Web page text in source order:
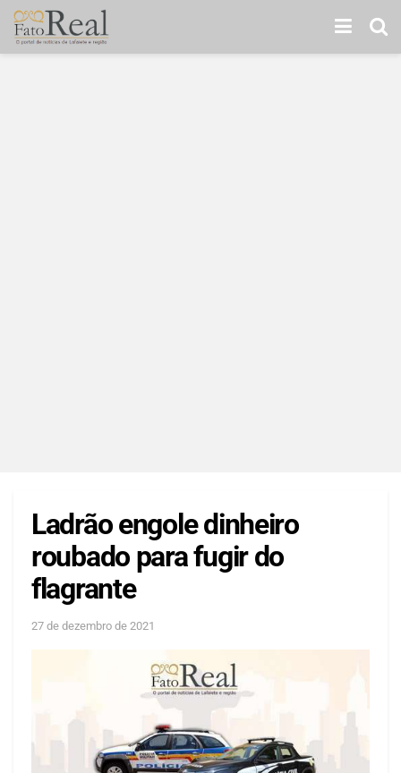
Ladrão engole dinheiro
roubado para fugir do
flagrante
27 de dezembro de 2021